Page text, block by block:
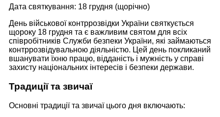
Дата святкування: 18 грудня (щорічно)
День військової контррозвідки України святкується
щороку 18 грудня та є важливим святом для всіх
співробітників Служби безпеки України, які займаються
контррозвідувальною діяльністю. Цей день покликаний
вшанувати їхню працю, відданість і мужність у справі
захисту національних інтересів і безпеки держави.
Традиції та звичаї
Основні традиції та звичаї цього дня включають: